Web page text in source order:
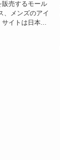
売するモール
、メンズのアイ
イトは日本...